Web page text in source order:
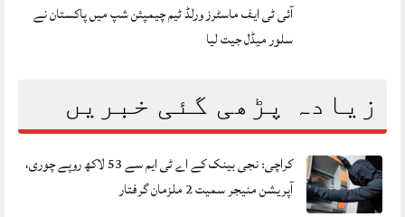
آئی ٹی ایف ماسٹرز ورلڈ ٹیم چیمپئن شپ میں پاکستان نے
سلور میڈل جیت لیا
زیادہ پڑھی گئی خبریں
کراچی: نجی بینک کے اے ٹی ایم سے 53 لاکھ روپے چوری،
آپریشن منیجر سمیت 2 ملزمان گرفتار